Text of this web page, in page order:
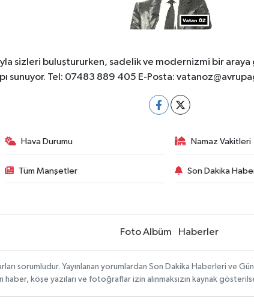
sizleri buluştururken, sadelik ve modernizmi bir araya
sunuyor. Tel: 07483 889 405 E-Posta:
Hava Durumu Namaz Vakitleri
Tüm Manşetler Son Dakika
Foto Albüm Haberler
sorumludur. Yayınlanan yorumlardan Son Dakika Haberleri ve
haber, köşe yazıları ve fotoğraflar izin alınmaksızın kaynak